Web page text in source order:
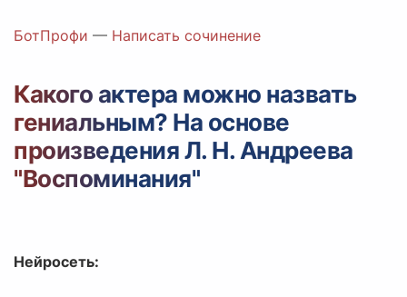
Цены
Вход с Telegram
БотПрофи — Написать сочинение
Какого актера можно назвать
гениальным? На основе
произведения Л. Н. Андреева
"Воспоминания"
Нейросеть: